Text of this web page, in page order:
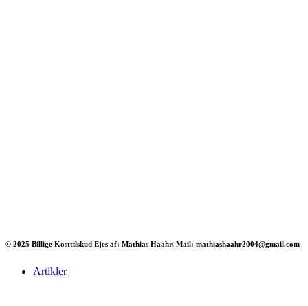
© 2025 Billige Kosttilskud Ejes af: Mathias Haahr, Mail: mathiashaahr2004@gmail.com
Artikler